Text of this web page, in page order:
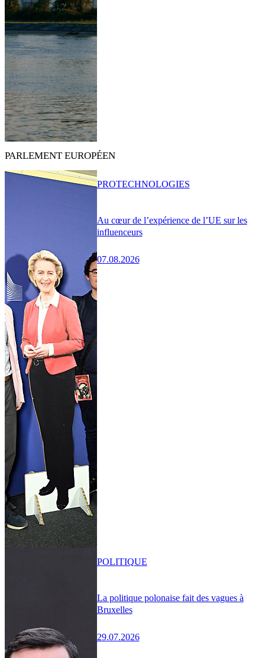
PARLEMENT EUROPÉEN
Au cœur de l’expérience de l’UE sur les
influenceurs
07.08.2026
PROTECHNOLOGIES
La politique polonaise fait des vagues à
Bruxelles
29.07.2026
POLITIQUE